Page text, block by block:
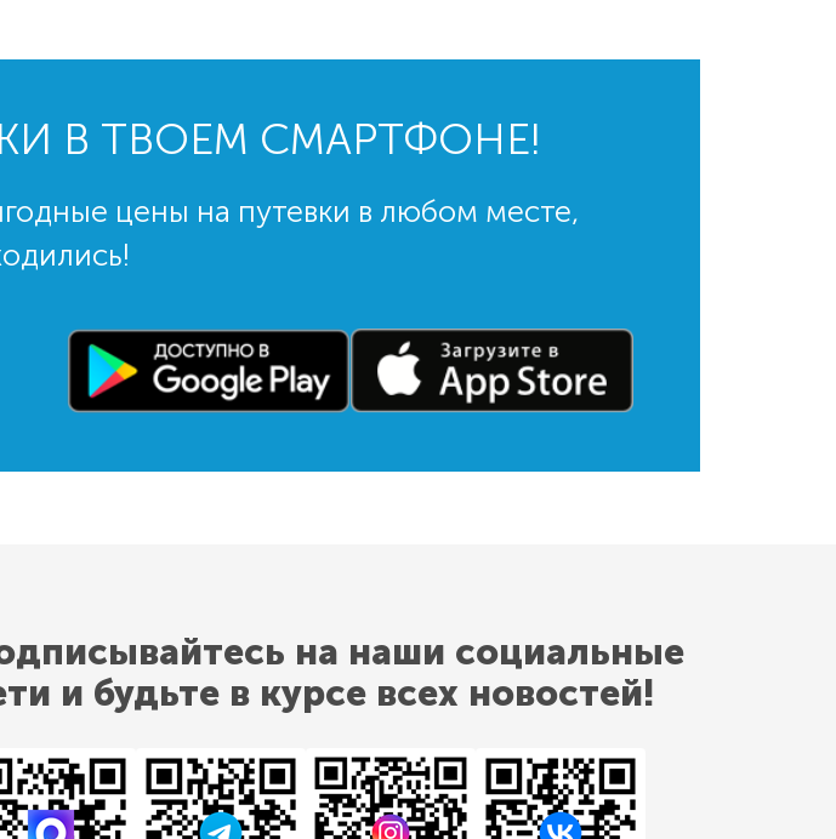
В ТВОЕМ СМАРТФОНЕ!
цены на путевки в любом месте,
на наши социальные
и будьте в курсе всех новостей!